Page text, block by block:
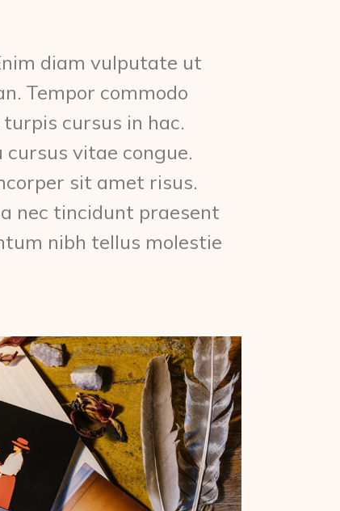
diam vulputate ut
Tempor commodo
cursus in hac.
vitae congue.
sit amet risus.
nec tincidunt praesent
nibh tellus molestie